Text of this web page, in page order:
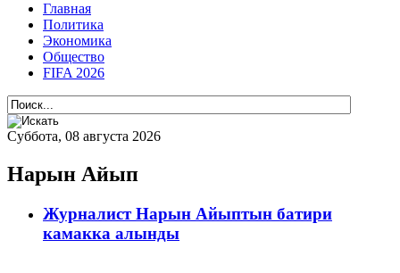
Главная
Политика
Экономика
Общество
FIFA 2026
Суббота, 08 августа 2026
Нарын Айып
Журналист Нарын Айыптын батири
камакка алынды